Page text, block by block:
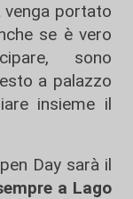
portato
se è vero
sono
a palazzo
insieme il
Day sarà il
a Lago